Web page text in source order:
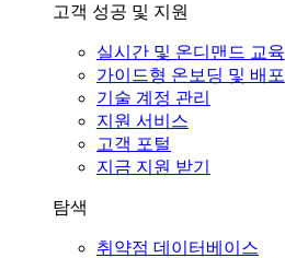
고객 성공 및 지원
실시간 및 온디맨드 교육
가이드형 온보딩 및 배포
기술 계정 관리
지원 서비스
고객 포털
지금 지원 받기
탐색
취약점 데이터베이스